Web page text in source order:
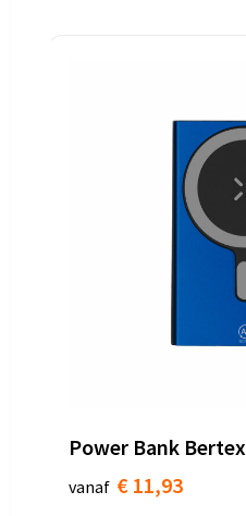
Power Bank Bertex
vanaf € 11,93